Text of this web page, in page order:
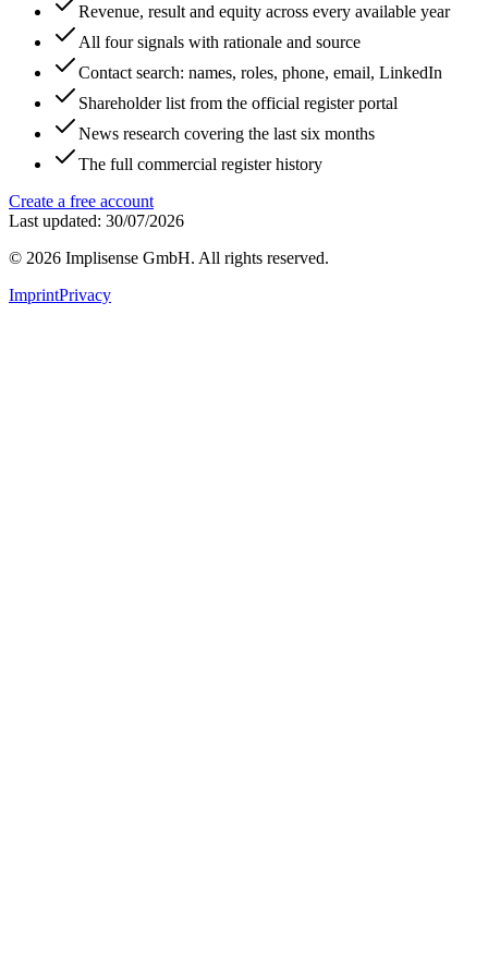
Revenue, result and equity across every available year
All four signals with rationale and source
Contact search: names, roles, phone, email, LinkedIn
Shareholder list from the official register portal
News research covering the last six months
The full commercial register history
Create a free account
Last updated: 30/07/2026
© 2026 Implisense GmbH. All rights reserved.
ImprintPrivacy